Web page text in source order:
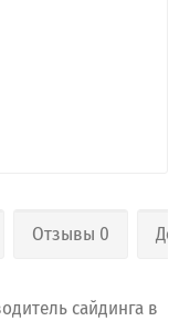
Отзывы 0
сайдинга в